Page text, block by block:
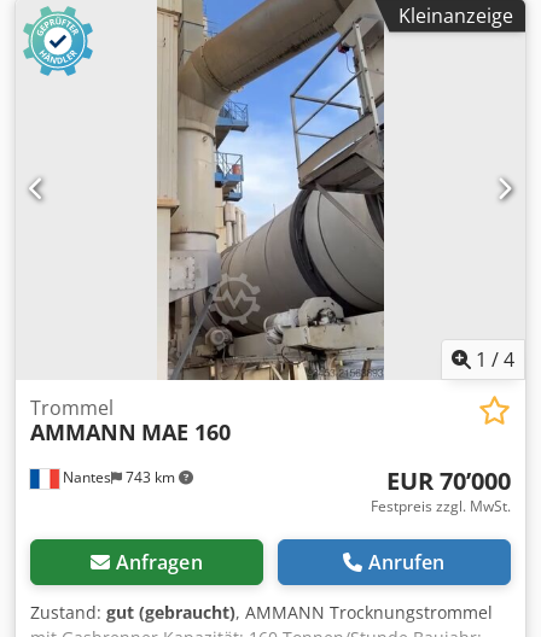
Kleinanzeige
1 /4
Nantes 743 km
Trommel
AMMANN MAE 160
EUR 70’000
Festpreis zzgl. MwSt.
Anfragen Anrufen
Zustand: gut (gebraucht), AMMANN Trocknungstrommel